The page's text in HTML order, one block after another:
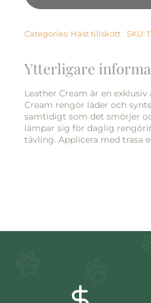
Categories: Häst tillskott SKU:
Ytterligare
Leather Cream är en
Cream rengör läder och
samtidigt som det smörjer
lämpar sig för daglig
tävling. Applicera med trasa